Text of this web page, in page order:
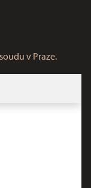
v Praze.